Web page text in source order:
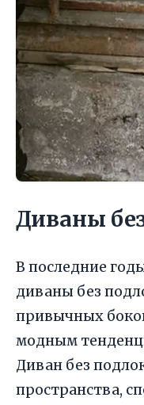
Диваны
В последние
диваны без
привычных
модным
Диван без
пространства,